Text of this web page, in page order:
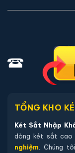
thống sẽ
out bạn kiểm tra
những thông
hình để chúng
nhân viên của
và tiến hành xử
của quý khách
TỔNG KHO
Két Sắt Nhập
dòng két sắt
nghiệm . Chúng